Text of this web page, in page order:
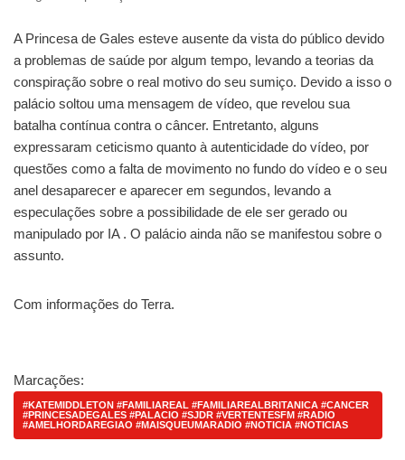
A Princesa de Gales esteve ausente da vista do público devido
a problemas de saúde por algum tempo, levando a teorias da
conspiração sobre o real motivo do seu sumiço. Devido a isso o
palácio soltou uma mensagem de vídeo, que revelou sua
batalha contínua contra o câncer. Entretanto, alguns
expressaram ceticismo quanto à autenticidade do vídeo, por
questões como a falta de movimento no fundo do vídeo e o seu
anel desaparecer e aparecer em segundos, levando a
especulações sobre a possibilidade de ele ser gerado ou
manipulado por IA . O palácio ainda não se manifestou sobre o
assunto.
Com informações do Terra.
Marcações:
#KATEMIDDLETON #FAMILIAREAL #FAMILIAREALBRITANICA #CANCER
#PRINCESADEGALES #PALACIO #SJDR #VERTENTESFM #RADIO
#AMELHORDAREGIAO #MAISQUEUMARADIO #NOTICIA #NOTICIAS